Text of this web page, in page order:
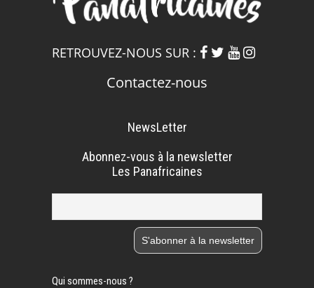
RETROUVEZ-NOUS SUR :
Contactez-nous
NewsLetter
Abonnez-vous à la newsletter
Les Panafricaines
Qui sommes-nous ?